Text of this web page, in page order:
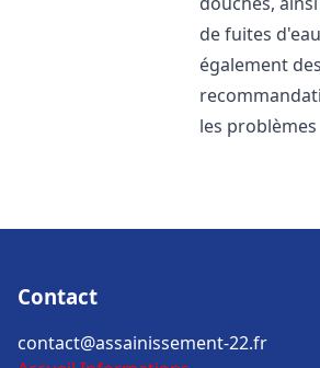
de fuites
également
les problèmes
Contact
contact@assainissement-22.fr